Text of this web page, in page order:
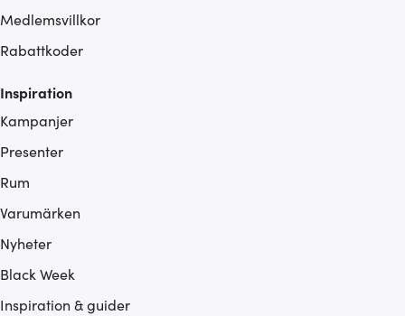
Medlemsvillkor
Rabattkoder
Inspiration
Kampanjer
Presenter
Rum
Varumärken
Nyheter
Black Week
Inspiration & guider